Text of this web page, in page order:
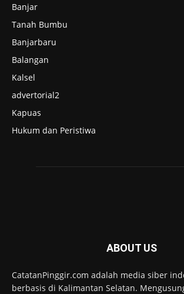
Banjar
Tanah Bumbu
Banjarbaru
Balangan
Kalsel
advertorial2
Kapuas
Hukum dan Peristiwa
ABOUT US
CatatanPinggir.com adalah media siber
berbasis di Kalimantan Selatan.